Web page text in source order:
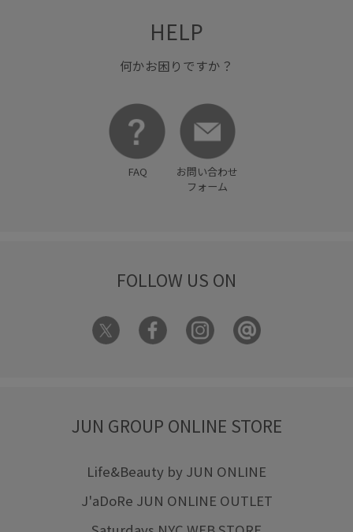
HELP
何かお困りですか？
FAQ
お問い合わせ
フォーム
FOLLOW US ON
JUN GROUP ONLINE STORE
Life&Beauty by JUN ONLINE
J'aDoRe JUN ONLINE OUTLET